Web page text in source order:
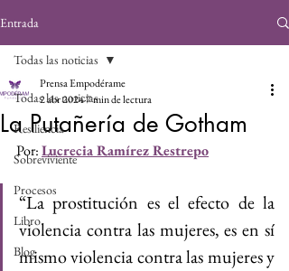
Entrada
Todas las noticias
Resiliencia
Sobreviviente
Procesos
Libro
Blog
Todas las noticias
La Putañería de Gotham
Prensa Empodérame
2 abr 20247 min de lectura
Por: Lucrecia Ramírez Restrepo
“La prostitución es el efecto de la
violencia contra las mujeres, es en sí
mismo violencia contra las mujeres y